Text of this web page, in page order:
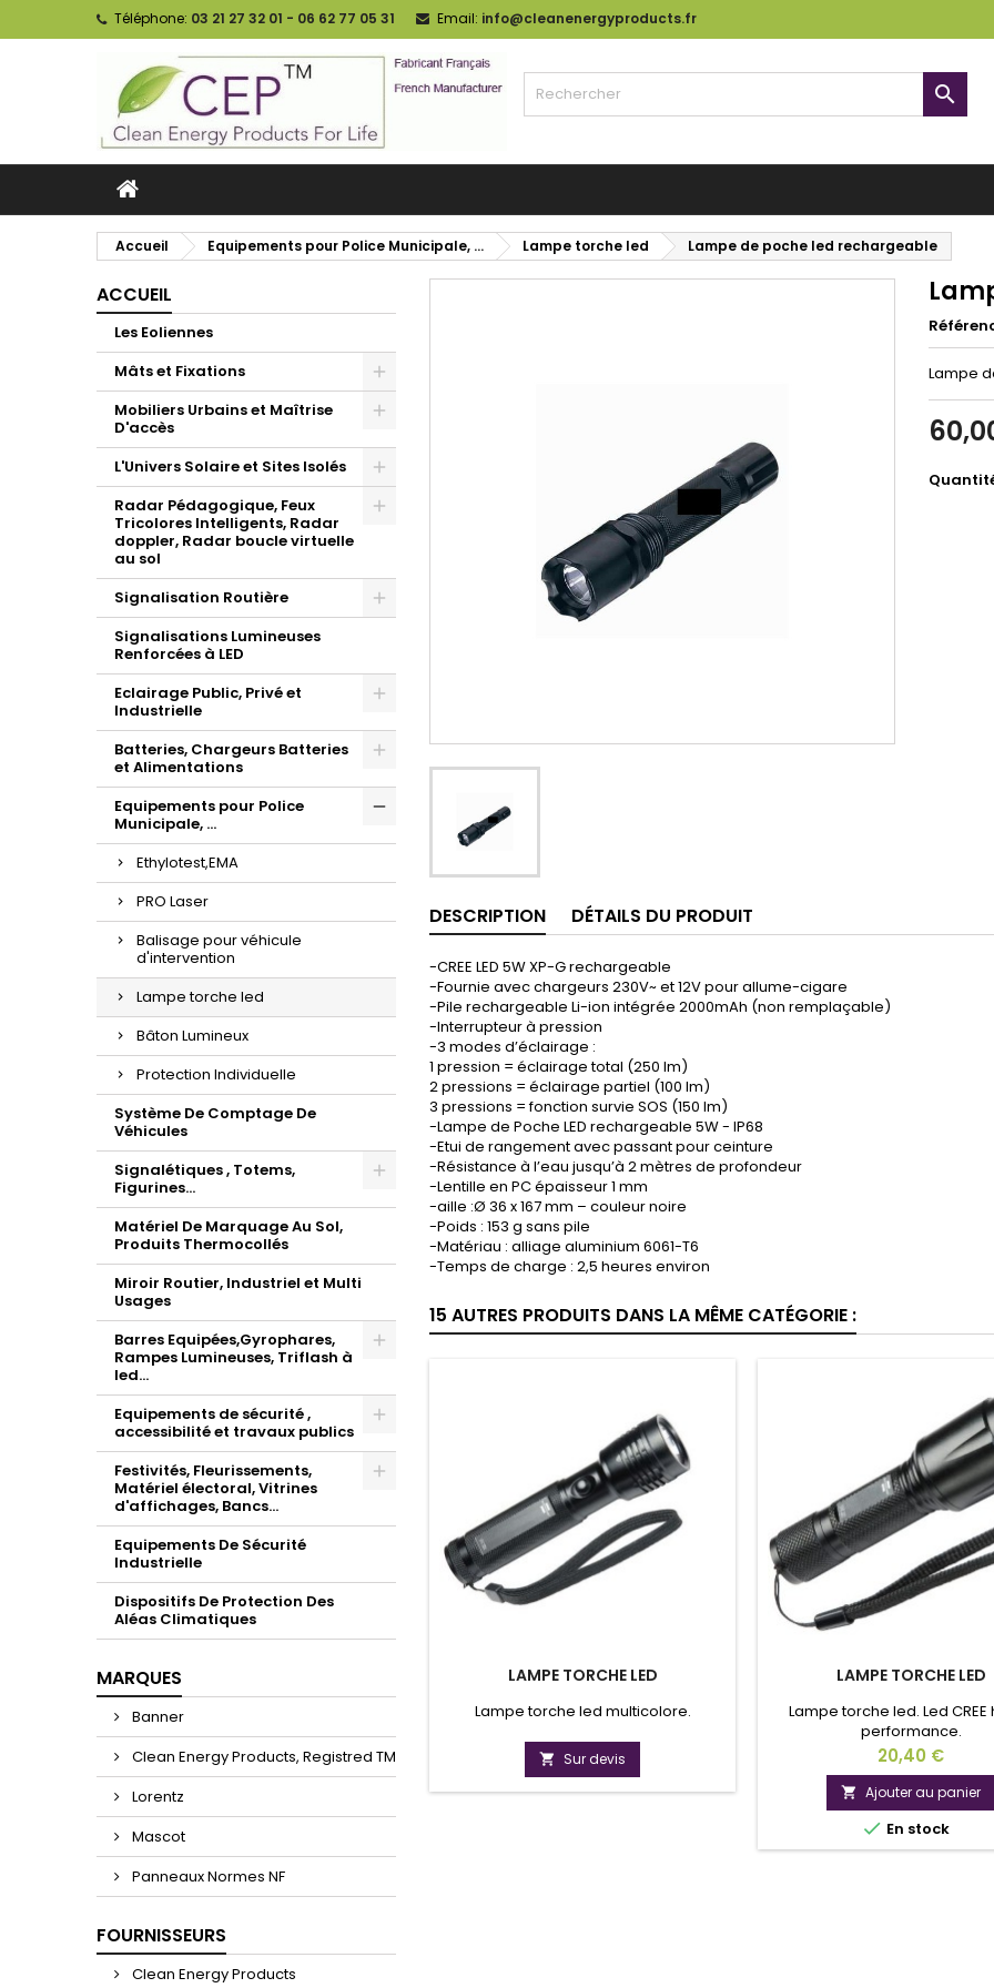
Téléphone: 03 21 27 32 01 - 06 62 77 05 31 Email: info@cleanenergyproducts.fr

Accueil Equipements pour Police Municipale, ... Lampe torche led Lampe de poche led rechargeable
ACCUEIL
Les Eoliennes
Mâts et Fixations
Mobiliers Urbains et Maîtrise
D'accès
L'Univers Solaire et Sites Isolés
Radar Pédagogique, Feux
Tricolores Intelligents, Radar
doppler, Radar boucle virtuelle
au sol
Signalisation Routière
Signalisations Lumineuses
Renforcées à LED
Eclairage Public, Privé et
Industrielle
Batteries, Chargeurs Batteries
et Alimentations
Equipements pour Police
Municipale, ...
Ethylotest,EMA
PRO Laser
Balisage pour véhicule
d'intervention
Lampe torche led
Bâton Lumineux
Protection Individuelle
Système De Comptage De
Véhicules
Signalétiques , Totems,
Figurines...
Matériel De Marquage Au Sol,
Produits Thermocollés
Miroir Routier, Industriel et Multi
Usages
Barres Equipées,Gyrophares,
Rampes Lumineuses, Triflash à
led...
Equipements de sécurité ,
accessibilité et travaux publics
Festivités, Fleurissements,
Matériel électoral, Vitrines
d'affichages, Bancs...
Equipements De Sécurité
Industrielle
Dispositifs De Protection Des
Aléas Climatiques
MARQUES
Banner
Clean Energy Products, Registred TM
Lorentz
Mascot
Panneaux Normes NF
FOURNISSEURS
Clean Energy Products
Lampe
DESCRIPTION DÉTAILS DU PRODUIT
-CREE LED 5W XP-G rechargeable
-Fournie avec chargeurs 230V~ et 12V pour allume-cigare
-Pile rechargeable Li-ion intégrée 2000mAh (non remplaçable)
-Interrupteur à pression
-3 modes d’éclairage :
1 pression = éclairage total (250 lm)
2 pressions = éclairage partiel (100 lm)
3 pressions = fonction survie SOS (150 lm)
-Lampe de Poche LED rechargeable 5W - IP68
-Etui de rangement avec passant pour ceinture
-Résistance à l’eau jusqu’à 2 mètres de profondeur
-Lentille en PC épaisseur 1 mm
-aille :Ø 36 x 167 mm – couleur noire
-Poids : 153 g sans pile
-Matériau : alliage aluminium 6061-T6
-Temps de charge : 2,5 heures environ
15 AUTRES PRODUITS DANS LA MÊME CATÉGORIE :
LAMPE TORCHE LED
Lampe torche led multicolore.
 Sur devis
LAMPE TORCHE LED
Lampe torche led. Led
performance.
Prix
20,40 €
 Ajouter au panier
 En stock